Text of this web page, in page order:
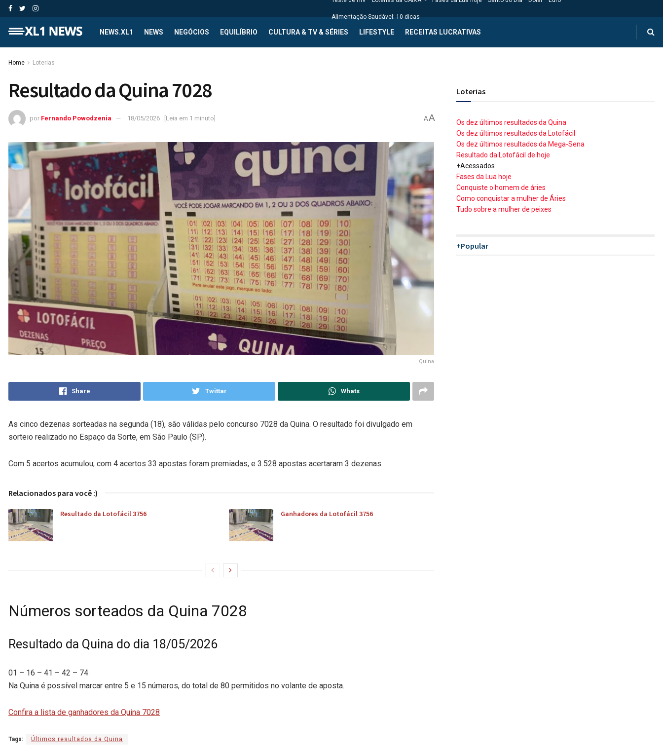
Alimentação Saudável: 10 dicas
NEWS.XL1 NEWS NEGÓCIOS EQUILÍBRIO CULTURA & TV & SÉRIES LIFESTYLE RECEITAS LUCRATIVAS
Home Loterias
Resultado da Quina 7028
por Fernando Powodzenia 18/05/2026 [Leia em 1 minuto] AA
Quina
Share Twittar Whats
As cinco dezenas sorteadas na segunda (18), são válidas pelo concurso 7028 da Quina. O resultado foi divulgado em
sorteio realizado no Espaço da Sorte, em São Paulo (SP).
Com 5 acertos acumulou; com 4 acertos 33 apostas foram premiadas, e 3.528 apostas acertaram 3 dezenas.
Relacionados para você :)
Resultado da Lotofácil 3756 Ganhadores da Lotofácil 3756
Números sorteados da Quina 7028
Resultado da Quina do dia 18/05/2026
01 – 16 – 41 – 42 – 74
Na Quina é possível marcar entre 5 e 15 números, do total de 80 permitidos no volante de aposta.
Confira a lista de ganhadores da Quina 7028
Tags: Últimos resultados da Quina
Loterias
Os dez últimos resultados da Quina
Os dez últimos resultados da Lotofácil
Os dez últimos resultados da Mega-Sena
Resultado da Lotofácil de hoje
+Acessados
Fases da Lua hoje
Conquiste o homem de áries
Como conquistar a mulher de Áries
Tudo sobre a mulher de peixes
+Popular